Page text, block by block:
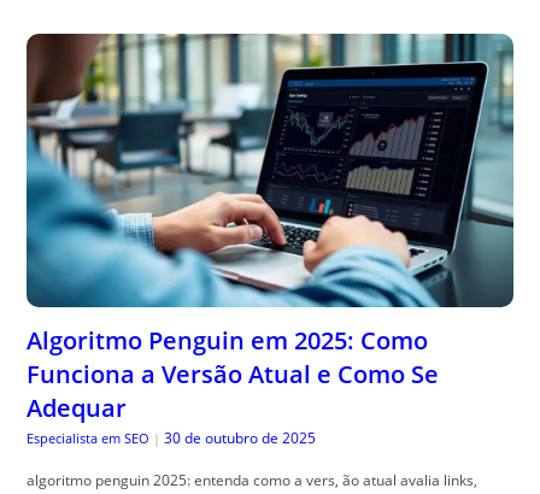
Algoritmo Penguin em 2025: Como
Funciona a Versão Atual e Como Se
Adequar
Especialista em SEO | 30 de outubro de 2025
algoritmo penguin 2025: entenda como a vers, ão atual avalia links,